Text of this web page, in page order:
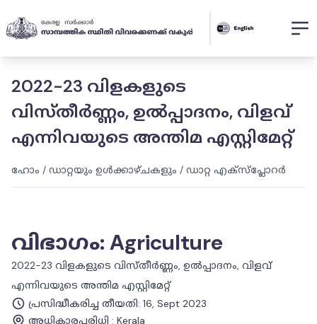
2022-23 വിളകളുടെ
വിസ്തീർണ്ണം, ഉൽപ്പാദനം, വിളവ്
എന്നിവയുടെ അന്തിമ എസ്റ്റിമേറ്റ്
ഹോം / ഡാറ്റയും ഉൾക്കാഴ്ചകളും / ഡാറ്റ എക്സ്പ്ലോറർ
വിഭാഗം: Agriculture
2022-23 വിളകളുടെ വിസ്തീർണ്ണം, ഉൽപ്പാദനം, വിളവ്
എന്നിവയുടെ അന്തിമ എസ്റ്റിമേറ്റ്
പ്രസിദ്ധീകരിച്ച തീയതി: 16, Sept 2023
അധികാരപരിധി : Kerala